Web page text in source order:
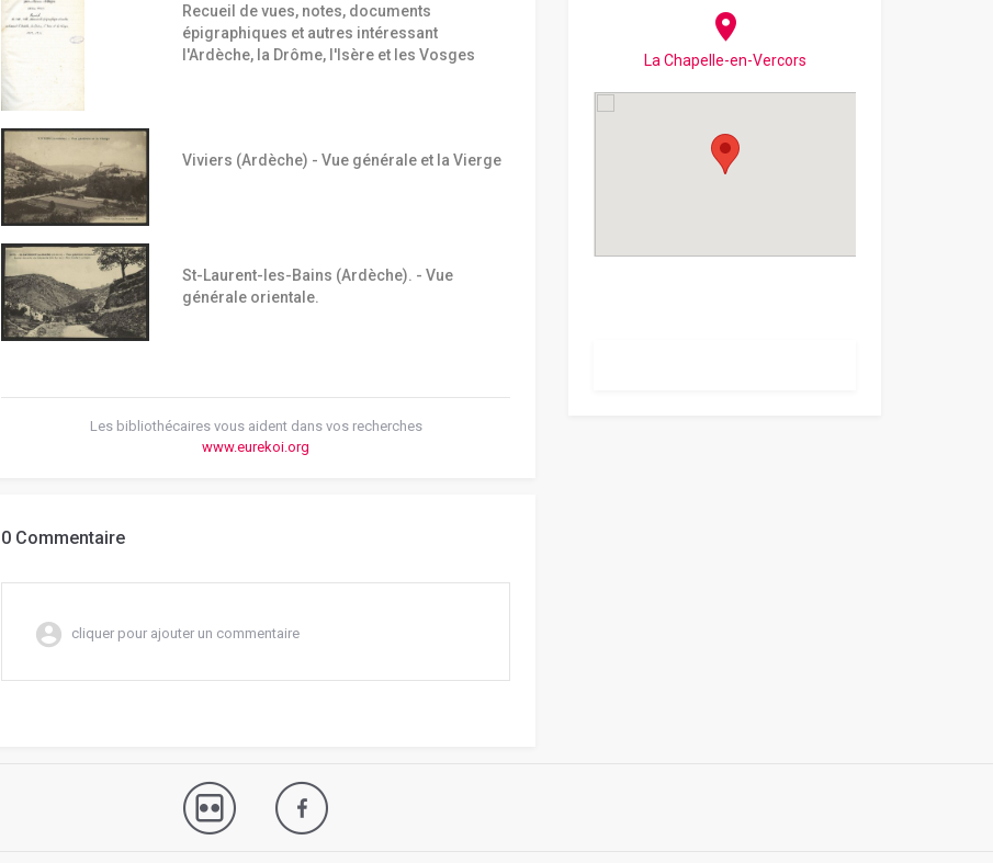
Recueil de vues, notes, documents
épigraphiques et autres intéressant
l'Ardèche, la Drôme, l'Isère et les Vosges
Viviers (Ardèche) - Vue générale et la Vierge
St-Laurent-les-Bains (Ardèche). - Vue
générale orientale.
Les bibliothécaires vous aident dans vos recherches
www.eurekoi.org
0 Commentaire
cliquer pour ajouter un commentaire
La Chapelle-en-Vercors